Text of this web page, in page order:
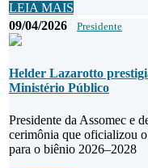
LEIA MAIS
09/04/2026
Presidente
Helder Lazarotto
Ministério Público
Presidente da Assomec e
cerimônia que oficializou
para o biênio 2026–2028